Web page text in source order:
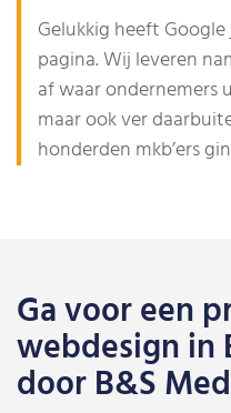
Gelukkig heeft
pagina. Wij leveren
af waar ondernemers
maar ook ver
honderden mkb’ers
Ga voor een
webdesign in
door B&S